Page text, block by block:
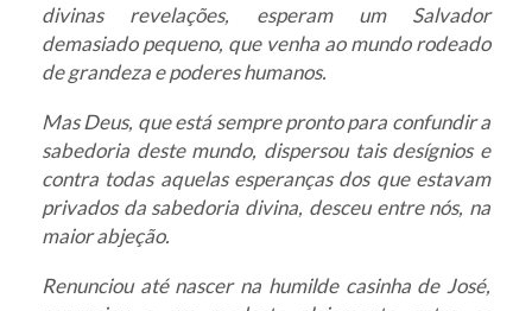
divinas revelações, esperam um Salvador
demasiado pequeno, que venha ao mundo rodeado
de grandeza e poderes humanos.
Mas Deus, que está sempre pronto para confundir a
sabedoria deste mundo, dispersou tais desígnios e
contra todas aquelas esperanças dos que estavam
privados da sabedoria divina, desceu entre nós, na
maior abjeção.
Renunciou até nascer na humilde casinha de José,